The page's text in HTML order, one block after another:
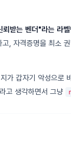
뢰받는 벤더"라는 라
, 자격증명을 최소
가 갑자기 악성으로
고 생각하면서 그냥